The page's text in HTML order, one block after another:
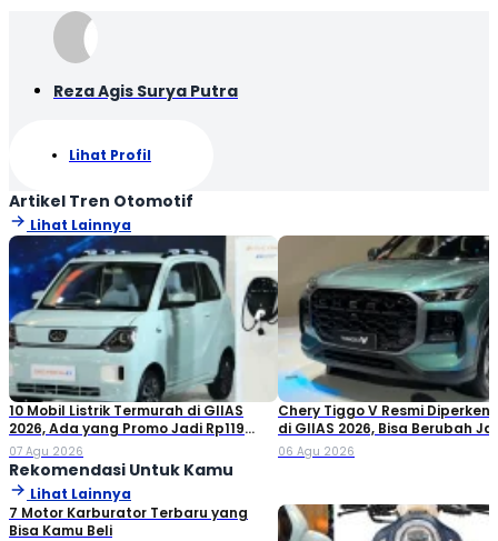
Reza Agis Surya Putra
Lihat Profil
Artikel Tren Otomotif
Lihat Lainnya
10 Mobil Listrik Termurah di GIIAS
2026, Ada yang Promo Jadi Rp119
Jutaan!
07 Agu 2026
Chery Tiggo V Resmi
di GIIAS 2026, Bisa Berubah
Double Cabin
06 Agu 2026
Rekomendasi Untuk Kamu
Lihat Lainnya
7 Motor Karburator Terbaru yang
Bisa Kamu Beli